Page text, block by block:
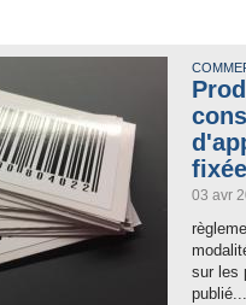
03 avr
sur les
publié...